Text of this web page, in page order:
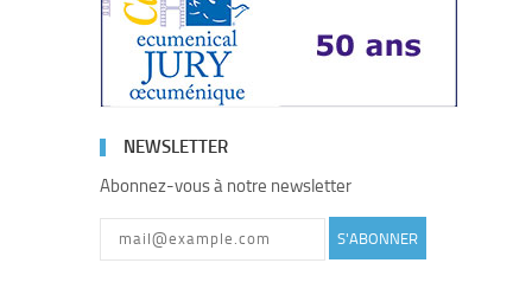
NEWSLETTER
Abonnez-vous à notre newsletter
S'ABONNER